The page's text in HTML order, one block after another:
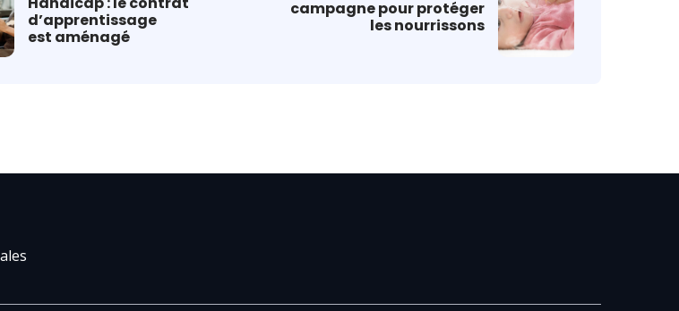
d’apprentissage
est aménagé
campagne pour protéger
les nourrissons